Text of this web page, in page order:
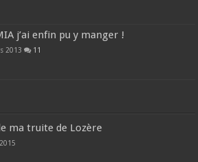
j’ai enfin pu y manger !
2013 11
ma truite de Lozère